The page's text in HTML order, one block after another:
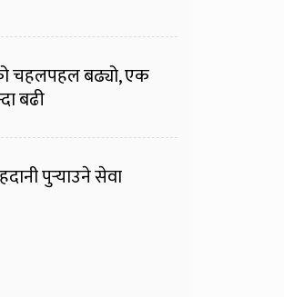
चहलपहल बढ्यो, एक
बढी
पुर्‍याउने सेवा